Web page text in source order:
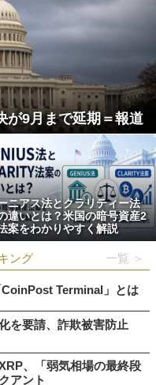
が9月まで延期＝報道
ニアス法とクラリティー法
違いとは？米国の暗号資産2
案をわかりやすく解説
ング 一覧 ＞
Terminal」とは
を要請、詐欺被害防止
、「弱気相場の最終段
アント